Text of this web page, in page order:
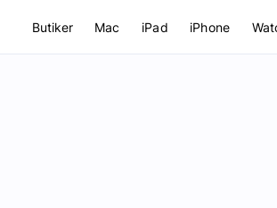
Butiker Mac iPad iPhone